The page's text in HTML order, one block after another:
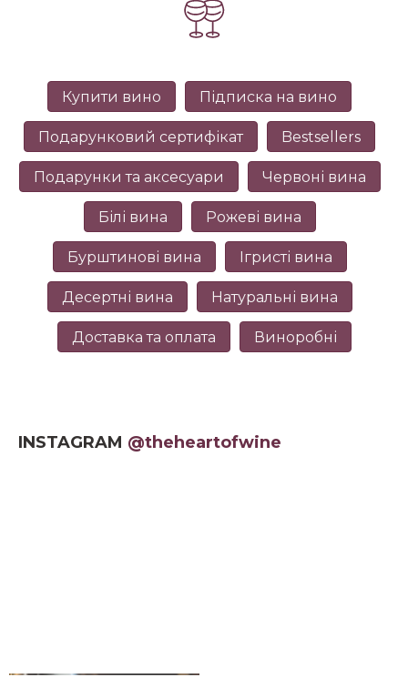
Купити вино Підписка на вино
Подарунковий сертифікат Bestsellers
Подарунки та аксесуари Червоні вина
Білі вина Рожеві вина
Бурштинові вина Ігристі вина
Десертні вина Натуральні вина
Доставка та оплата Виноробні
INSTAGRAM @theheartofwine